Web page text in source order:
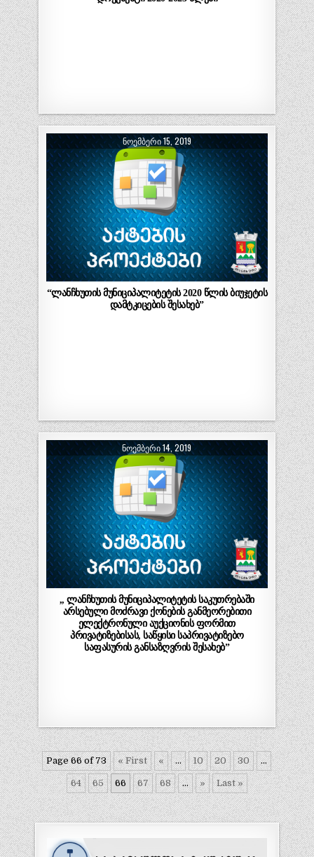
ᲜᲝᲔᲛᲑᲔᲠᲘ 15, 2019
“ლანჩხუთის მუნიციპალიტეტის 2020 წლის ბიუჯეტის
დამტკიცების შესახებ”
ᲜᲝᲔᲛᲑᲔᲠᲘ 14, 2019
,, ლანჩხუთის მუნიციპალიტეტის საკუთრებაში
არსებული მოძრავი ქონების განმეორებითი
ელექტრონული აუქციონის ფორმით
პრივატიზებისას, საწყისი საპრივატიზებო
საფასურის განსაზღვრის შესახებ”
Page 66 of 73 « First « ... 10 20 30 ...
64 65 66 67 68 ... » Last »